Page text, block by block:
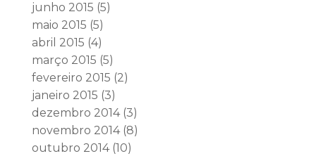
junho 2015 (5)
maio 2015 (5)
abril 2015 (4)
março 2015 (5)
fevereiro 2015 (2)
janeiro 2015 (3)
dezembro 2014(3)
novembro 2014(8)
outubro 2014(10)